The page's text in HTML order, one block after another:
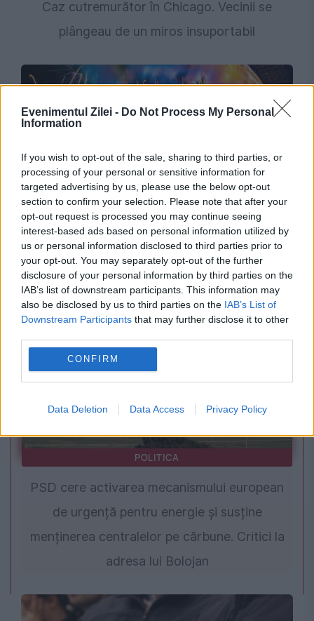
Evenimentul Zilei - Do Not Process My Personal
Information
If you wish to opt-out of the sale, sharing to third parties, or
processing of your personal or sensitive information for
targeted advertising by us, please use the below opt-out
section to confirm your selection. Please note that after your
opt-out request is processed you may continue seeing
interest-based ads based on personal information utilized by
us or personal information disclosed to third parties prior to
your opt-out. You may separately opt-out of the further
disclosure of your personal information by third parties on the
IAB’s list of downstream participants. This information may
also be disclosed by us to third parties on the IAB’s List of
Downstream Participants that may further disclose it to other
CONFIRM
Data Deletion Data Access Privacy Policy
Caz cutremurător în Chicago. Vecinii se
plângeau de un miros insuportabil
SOCIAL
UNTOLD 2026. Cătălin Țone: „Copiii noștri au
fost tratați cu SATIVA, piesa care glorifică
consumul de droguri”
POLITICA
PSD cere activarea mecanismului european
de urgență pentru energie și susține
menținerea centralelor pe cărbune. Critici la
adresa lui Bolojan